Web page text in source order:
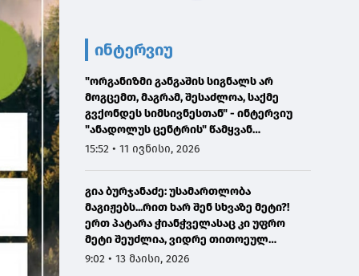
ინტერვიუ
"ორგანიზმი განგაშის სიგნალს არ
მოგცემთ, მაგრამ, შესაძლოა, საქმე
გვქონდეს სიმსივნესთან" - ინტერვიუ
"ანადოლუს ცენტრის" წამყვან
ონკოლოგთან
15:52 • 11 ივნისი, 2026
გია ბურჯანაძე: უსამართლობა
მაგიჟებს...რით ხარ შენ სხვაზე მეტი?!
ერთ პატარა ჭიანჭველასაც კი უფრო
მეტი შეუძლია, ვიდრე თითოეულ
ჩვენგანს...
9:02 • 13 მაისი, 2026